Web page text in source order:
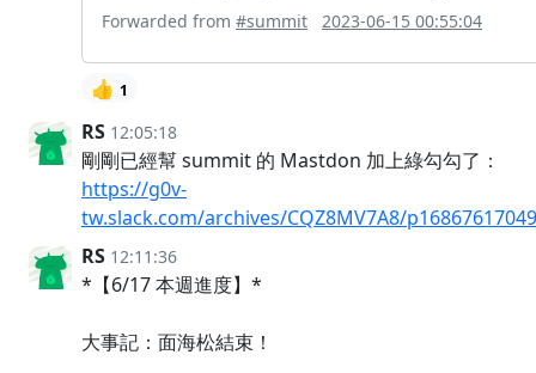
Forwarded from #summit 2023-06-15 00:55:04
👍 1
RS 12:05:18
剛剛已經幫 summit 的 Mastdon 加上綠勾勾了：
https://g0v-
tw.slack.com/archives/CQZ8MV7A8/
RS 12:11:36
*【6/17 本週進度】*
大事記：面海松結束！